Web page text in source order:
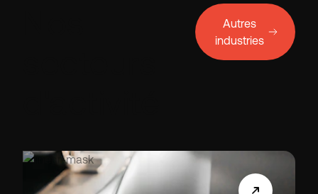
Autres
industries